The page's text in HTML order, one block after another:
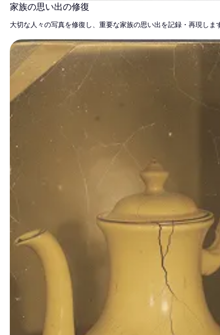
家族の思い出の修復
大切な人々の写真を修復し、重要な家族の思い出を記録・再現しま